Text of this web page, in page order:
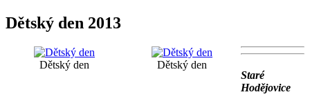
Dětský den 2013
Dětský den Dětský den
Staré
Hodějovice